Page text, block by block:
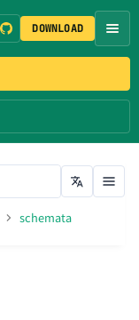
DOWNLOAD
schemata